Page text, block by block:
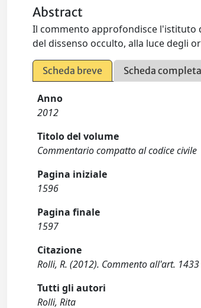
Abstract
Il commento approfondisce l'istituto
del dissenso occulto, alla luce degli
Scheda breve Scheda completa
Anno
2012
Titolo del volume
Commentario compatto al codice civile
Pagina iniziale
1596
Pagina finale
1597
Citazione
Rolli, R. (2012). Commento all'art. 1433
Tutti gli autori
Rolli, Rita